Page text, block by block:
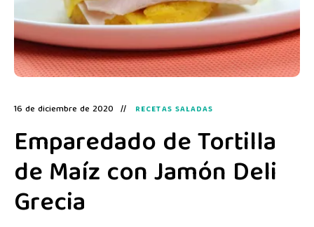
16 de diciembre de 2020 RECETAS SALADAS
Emparedado de Tortilla
de Maíz con Jamón Deli
Grecia